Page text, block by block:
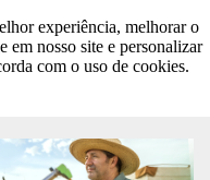
experiência, melhorar o
em nosso site e personalizar
com o uso de cookies.